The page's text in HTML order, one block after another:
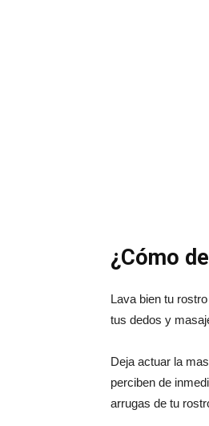
¿Cómo
Lava bien tu
tus dedos y
Deja actuar la
perciben de
arrugas de tu